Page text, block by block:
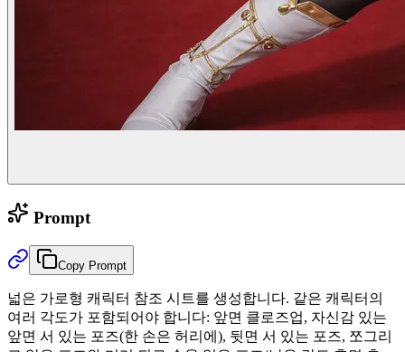
Prompt
Copy Prompt
넓은 가로형 캐릭터 참조 시트를 생성합니다. 같은 캐릭터의
여러 각도가 포함되어야 합니다: 앞면 클로즈업, 자신감 있는
앞면 서 있는 포즈(한 손은 허리에), 뒷면 서 있는 포즈, 쪼그리